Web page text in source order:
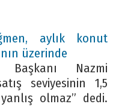
aylık konut
üzerinde
Nazmi
seviyesinin 1,5
olmaz” dedi.